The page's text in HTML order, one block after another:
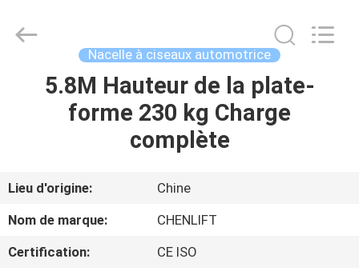
PRODUITS
À
MACHINERY
Nacelle à ciseaux automotrice
5.8M Hauteur de la plate-
forme 230 kg Charge
complète
Lieu d'origine:
Chine
Nom de marque:
CHENLIFT
Certification:
CE ISO